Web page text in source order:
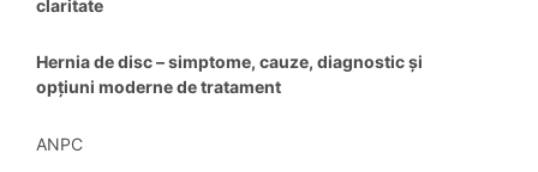
claritate
Hernia de disc – simptome, cauze, diagnostic și
opțiuni moderne de tratament
ANPC